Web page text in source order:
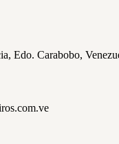
Edo. Carabobo,